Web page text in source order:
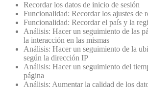
Recordar los datos de inicio de sesión
Funcionalidad: Recordar los ajustes de
Funcionalidad: Recordar el país y la
Análisis: Hacer un seguimiento de las
la interacción en las mismas
Análisis: Hacer un seguimiento de la
según la dirección IP
Análisis: Hacer un seguimiento del
página
Análisis: Aumentar la calidad de los